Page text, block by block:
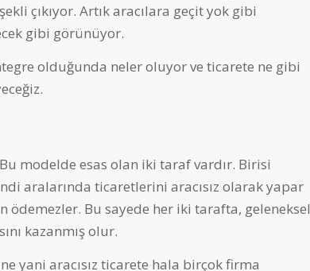
çıkıyor. Artık aracılara geçit yok gibi
gibi görünüyor.
olduğunda neler oluyor ve ticarete ne gibi
modelde esas olan iki taraf vardır. Birisi
aralarında ticaretlerini aracısız olarak yapar
ödemezler. Bu sayede her iki tarafta, geleneksel
kazanmış olur.
yani aracısız ticarete hala birçok firma